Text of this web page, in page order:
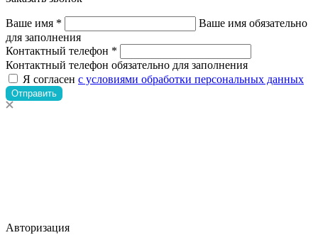
Ваше имя *
Ваше имя обязательно
для заполнения
Контактный телефон *
Контактный телефон обязательно для заполнения
Я согласен с условиями обработки персональных данных
Отправить
Авторизация